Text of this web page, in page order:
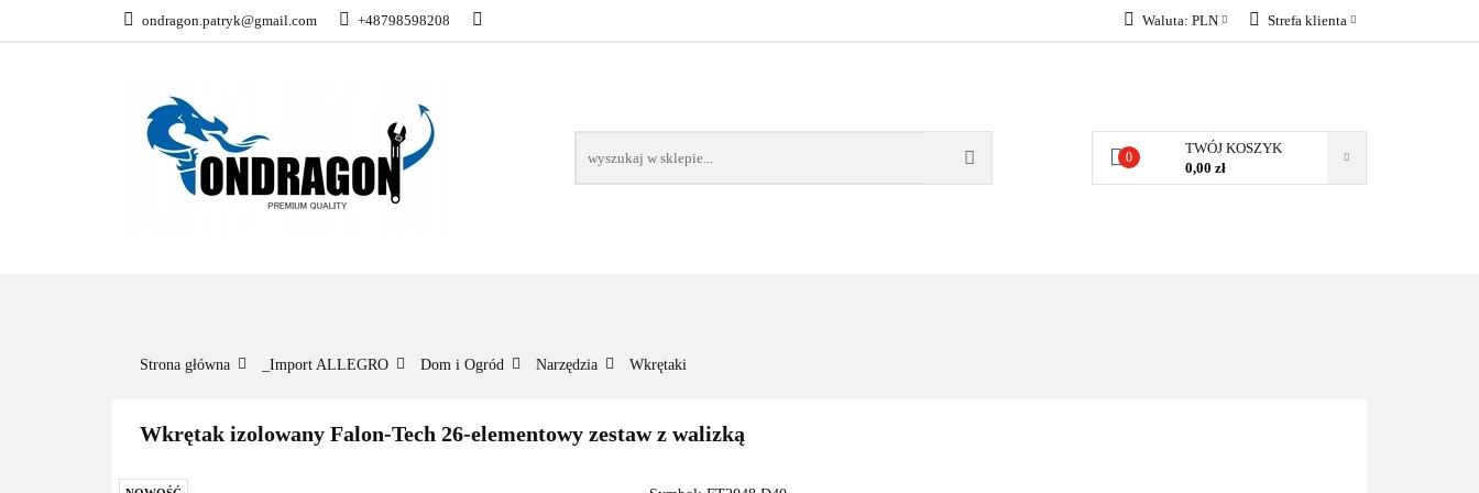
ondragon.patryk@gmail.com +48798598208 Waluta: PLN Strefa klienta
Dodaj zgłoszenie
Zgody cookies
0
TWÓJ KOSZYK
0,00 zł
KATEGORIE NOWOŚCI BESTSELLERY WSZYSTKIE TOWARY KONTAKT
Strona główna _Import ALLEGRO Dom i Ogród Narzędzia Wkrętaki
Wkrętak izolowany Falon-Tech 26-elementowy zestaw z walizką